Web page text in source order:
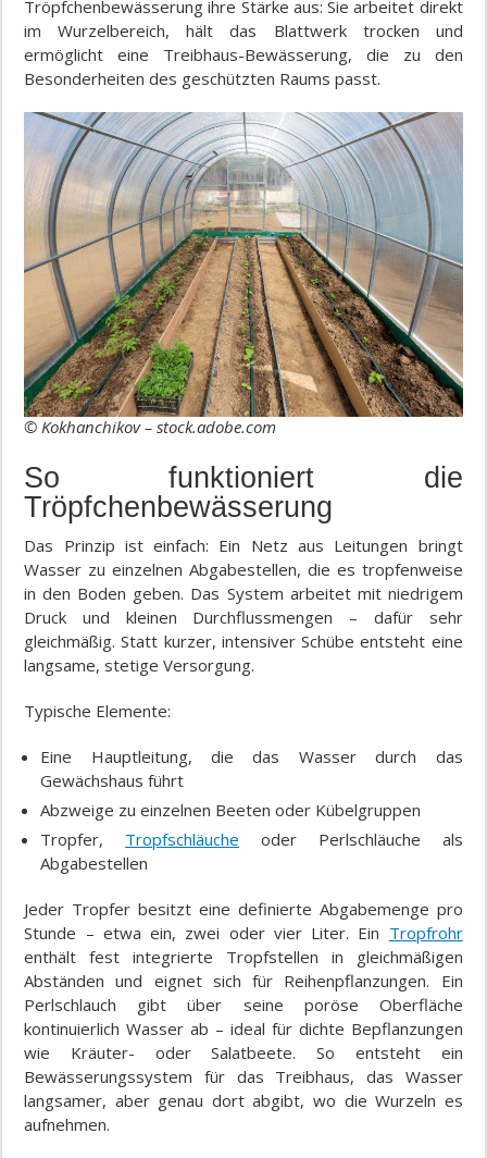
Tröpfchenbewässerung ihre Stärke aus: Sie arbeitet direkt
im Wurzelbereich, hält das Blattwerk trocken und
ermöglicht eine Treibhaus-Bewässerung, die zu den
Besonderheiten des geschützten Raums passt.
© Kokhanchikov – stock.adobe.com
So funktioniert die
Tröpfchenbewässerung
Das Prinzip ist einfach: Ein Netz aus Leitungen bringt
Wasser zu einzelnen Abgabestellen, die es tropfenweise
in den Boden geben. Das System arbeitet mit niedrigem
Druck und kleinen Durchflussmengen – dafür sehr
gleichmäßig. Statt kurzer, intensiver Schübe entsteht eine
langsame, stetige Versorgung.
Typische Elemente:
Eine Hauptleitung, die das Wasser durch das
Gewächshaus führt
Abzweige zu einzelnen Beeten oder Kübelgruppen
Tropfer, Tropfschläuche oder Perlschläuche als
Abgabestellen
Jeder Tropfer besitzt eine definierte Abgabemenge pro
Stunde – etwa ein, zwei oder vier Liter. Ein Tropfrohr
enthält fest integrierte Tropfstellen in gleichmäßigen
Abständen und eignet sich für Reihenpflanzungen. Ein
Perlschlauch gibt über seine poröse Oberfläche
kontinuierlich Wasser ab – ideal für dichte Bepflanzungen
wie Kräuter- oder Salatbeete. So entsteht ein
Bewässerungssystem für das Treibhaus, das Wasser
langsamer, aber genau dort abgibt, wo die Wurzeln es
aufnehmen.